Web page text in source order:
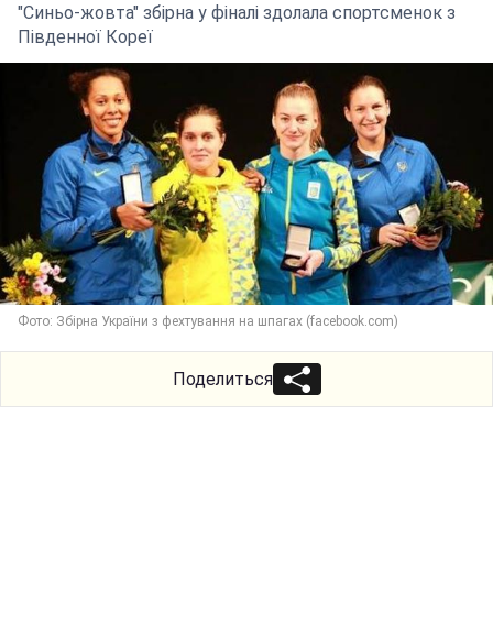
"Синьо-жовта" збірна у фіналі здолала спортсменок з
Південної Кореї
Фото: Збірна України з фехтування на шпагах (facebook.com)
Поделиться